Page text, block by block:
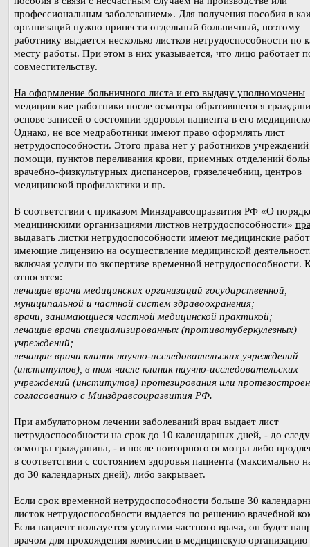
профессиональным заболеванием». Для получения пособия в
организаций нужно принести отдельный больничный, поэтому
работнику выдается несколько листков нетрудоспособности по
месту работы. При этом в них указывается, что лицо работает
совместительству.
На оформление больничного листа и его выдачу уполномочены
медицинские работники после осмотра обратившегося
основе записей о состоянии здоровья пациента в его
Однако, не все медработники имеют право оформлять лист
нетрудоспособности. Этого права нет у работников
помощи, пунктов переливания крови, приемных отделений
врачебно-физкультурных диспансеров, грязелечебниц, центров
медицинской профилактики и пр.
В соответствии с приказом Минздравсоцразвития РФ «О
медицинскими организациями листков нетрудоспособности»
выдавать листки нетрудоспособности имеют медицинские
имеющие лицензию на осуществление медицинской
включая услуги по экспертизе временной нетрудоспособности.
относятся:
лечащие врачи медицинских организаций государственной,
муниципальной и частной систем здравоохранения;
врачи, занимающиеся частной медицинской практикой;
лечащие врачи специализированных (противотуберкулезных)
учреждений;
лечащие врачи клиник научно-исследовательских учреждений
(институтов), в том числе клиник научно-исследовательских
учреждений (институтов) протезирования или
согласованию с Минздравсоцразвития РФ.
При амбулаторном лечении заболеваний врач выдает лист
нетрудоспособности на срок до 10 календарных дней, - до
осмотра гражданина, - и после повторного осмотра либо
в соответствии с состоянием здоровья пациента (максимально
до 30 календарных дней), либо закрывает.
Если срок временной нетрудоспособности больше 30
листок нетрудоспособности выдается по решению врачебной
Если пациент пользуется услугами частного врача, он будет
врачом для прохождения комиссии в медицинскую организацию